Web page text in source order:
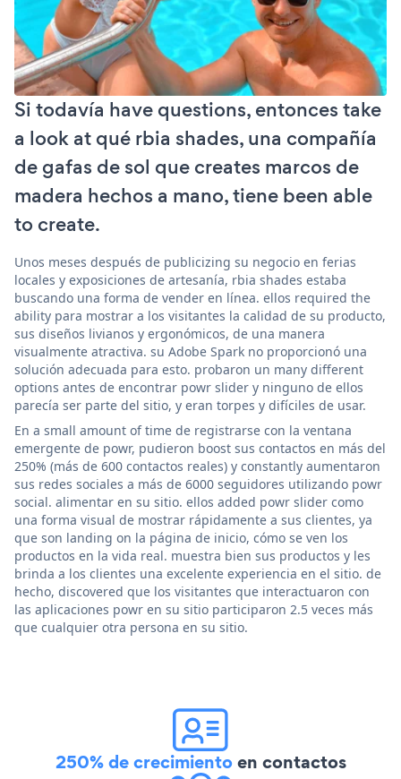
Si todavía have questions, entonces take
a look at qué rbia shades, una compañía
de gafas de sol que creates marcos de
madera hechos a mano, tiene been able
to create.
Unos meses después de publicizing su negocio en ferias
locales y exposiciones de artesanía, rbia shades estaba
buscando una forma de vender en línea. ellos required the
ability para mostrar a los visitantes la calidad de su producto,
sus diseños livianos y ergonómicos, de una manera
visualmente atractiva. su Adobe Spark no proporcionó una
solución adecuada para esto. probaron un many different
options antes de encontrar powr slider y ninguno de ellos
parecía ser parte del sitio, y eran torpes y difíciles de usar.
En a small amount of time de registrarse con la ventana
emergente de powr, pudieron boost sus contactos en más del
250% (más de 600 contactos reales) y constantly aumentaron
sus redes sociales a más de 6000 seguidores utilizando powr
social. alimentar en su sitio. ellos added powr slider como
una forma visual de mostrar rápidamente a sus clientes, ya
que son landing on la página de inicio, cómo se ven los
productos en la vida real. muestra bien sus productos y les
brinda a los clientes una excelente experiencia en el sitio. de
hecho, discovered que los visitantes que interactuaron con
las aplicaciones powr en su sitio participaron 2.5 veces más
que cualquier otra persona en su sitio.
250% de crecimientoen contactos